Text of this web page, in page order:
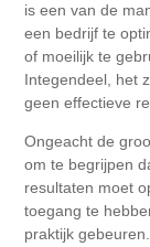
is een van de
een bedrijf te
of moeilijk te
Integendeel, het
geen effectieve
Ongeacht de
om te begrijpen
resultaten moet
toegang te
praktijk